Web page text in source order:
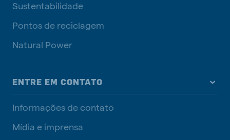
Sustentabilidade
Pontos de reciclagem
Natural Power
ENTRE EM CONTATO
Informações de contato
Mídia e imprensa